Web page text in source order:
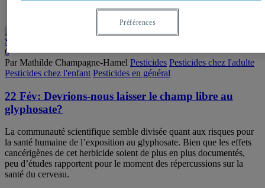
0
Par Mathilde Champagne-Hamel Pesticides Pesticides chez l'adulte
Pesticides chez l'enfant Pesticides en général
22 Fév: Devrions-nous laisser le champ libre au
glyphosate?
La communauté scientifique semble divisée quant aux risques pour
la santé humaine de l’exposition au glyphosate. Bien que les effets
cancérigènes de cet herbicide soient de plus en plus documentés,
peu d’études rapportent pour le moment des répercussions sur la
santé du cerveau.
Préférences